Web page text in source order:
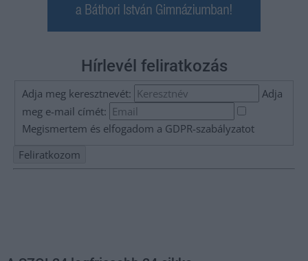
Hírlevél feliratkozás
Adja meg keresztnevét:
Adja
meg e-mail címét:
Megismertem és elfogadom a GDPR-szabályzatot